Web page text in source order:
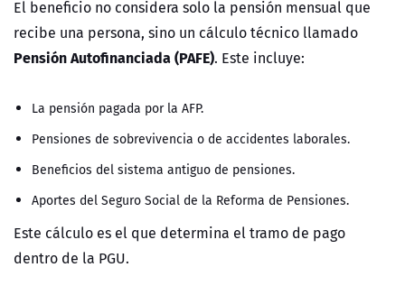
El beneficio no considera solo la pensión mensual que
recibe una persona, sino un cálculo técnico llamado
Pensión Autofinanciada (PAFE). Este incluye:
La pensión pagada por la AFP.
Pensiones de sobrevivencia o de accidentes laborales.
Beneficios del sistema antiguo de pensiones.
Aportes del Seguro Social de la Reforma de Pensiones.
Este cálculo es el que determina el tramo de pago
dentro de la PGU.